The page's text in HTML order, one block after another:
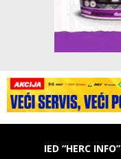
IED “HERC INFO”